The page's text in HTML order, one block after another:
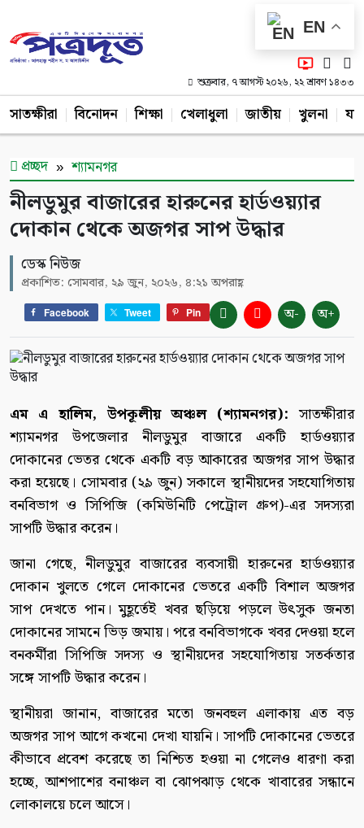
EN
শুক্রবার, ৭ আগস্ট ২০২৬, ২২ শ্রাবণ ১৪৩৩
সাতক্ষীরা বিনোদন শিক্ষা খেলাধুলা জাতীয় খুলনা
প্রচ্ছদ শ্যামনগর
নীলডুমুর বাজারের হারুনের হার্ডওয়্যার
দোকান থেকে অজগর সাপ উদ্ধার
ডেস্ক নিউজ
প্রকাশিত: সোমবার, ২৯ জুন, ২০২৬, ৪:২১ অপরাহ্ণ
Facebook Tweet Pin অ- অ+
এম এ হালিম, উপকূলীয় অঞ্চল (শ্যামনগর): সাতক্ষীরার
শ্যামনগর উপজেলার নীলডুমুর বাজারে একটি হার্ডওয়্যার
দোকানের ভেতর থেকে একটি বড় আকারের অজগর সাপ উদ্ধার
করা হয়েছে। সোমবার (২৯ জুন) সকালে স্থানীয়দের সহযোগিতায়
বনবিভাগ ও সিপিজি (কমিউনিটি পেট্রোল গ্রুপ)-এর সদস্যরা
সাপটি উদ্ধার করেন।
জানা গেছে, নীলডুমুর বাজারের ব্যবসায়ী হারুনের হার্ডওয়্যার
দোকান খুলতে গেলে দোকানের ভেতরে একটি বিশাল অজগর
সাপ দেখতে পান। মুহূর্তেই খবর ছড়িয়ে পড়লে উৎসুক জনতা
দোকানের সামনে ভিড় জমায়। পরে বনবিভাগকে খবর দেওয়া হলে
বনকর্মীরা সিপিজি সদস্য ও স্থানীয়দের সহযোগিতায় সতর্কতার
সঙ্গে সাপটি উদ্ধার করেন।
স্থানীয়রা জানান, বাজারের মতো জনবহুল এলাকায় এত বড়
অজগর সাপ আগে কখনো দেখা যায়নি। সাপটি দোকানের ভেতরে
কীভাবে প্রবেশ করেছে তা নিশ্চিত হওয়া না গেলেও ধারণা করা
হচ্ছে, আশপাশের বনাঞ্চল বা ঝোপঝাড় থেকে খাবারের সন্ধানে
লোকালয়ে চলে আসে।